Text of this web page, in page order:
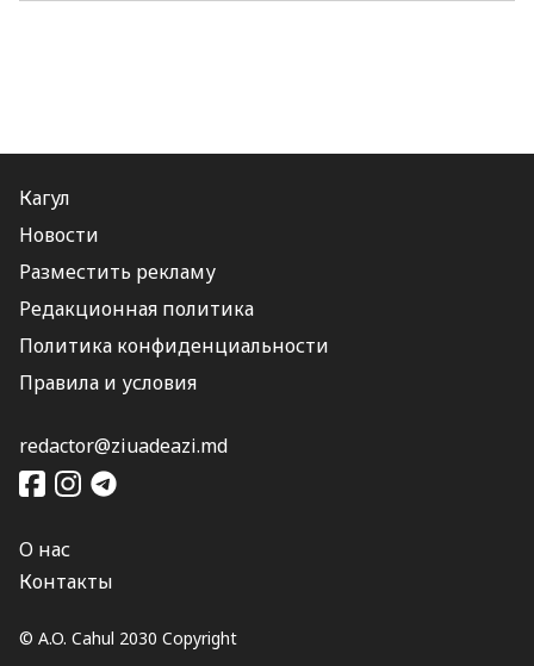
© A.O. Cahul 2030 Copyright
Кагул
Новости
Разместить рекламу
Редакционная политика
Политика конфиденциальности
Правила и условия
redactor@ziuadeazi.md
О нас
Контакты